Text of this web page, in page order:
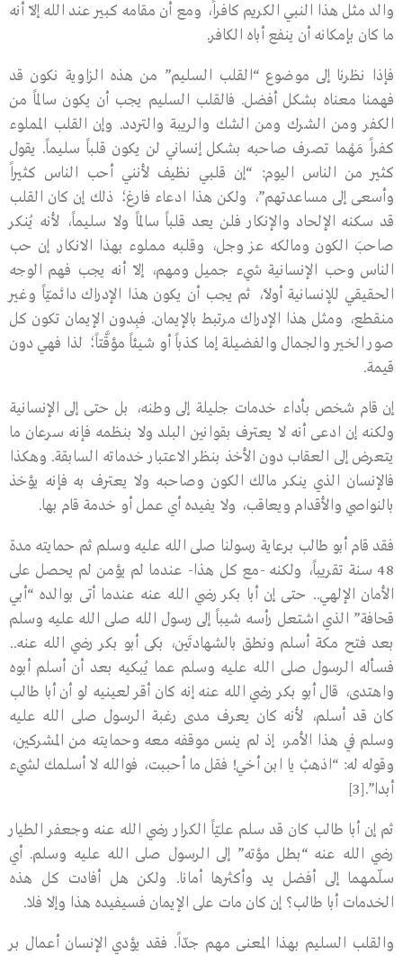
والد مثل هذا النبي الكريم كافراً، ومع أن مقامه كبير عند الله إلاّ أنه
ما كان بإمكانه أن ينفع أباه الكافر.
فإذا نظرنا إلى موضوع “القلب السليم” من هذه الزاوية نكون قد
فهمنا معناه بشكل أفضل. فالقلب السليم يجب أن يكون سالماً من
الكفر ومن الشرك ومن الشك والريبة والتردد. وإن القلب المملوء
كفراً مَهْما تصرف صاحبه بشكل إنساني لن يكون قلباً سليماً. يقول
كثير من الناس اليوم: “إن قلبي نظيف لأنني أحب الناس كثيراً
وأسعى إلى مساعدتهم”، ولكن هذا ادعاء فارغ؛ ذلك إن كان القلب
قد سكنه الإلحاد والإنكار فلن يعد قلباً سالماً ولا سليماً، لأنه يُنكر
صاحبَ الكون ومالكه عز وجل، وقلبه مملوء بهذا الانكار. إن حب
الناس وحب الإنسانية شيء جميل ومهم، إلاّ أنه يجب فهم الوجه
الحقيقي للإنسانية أولاً، ثم يجب أن يكون هذا الإدراك دائميّاً وغير
منقطع، ومثل هذا الإدراك مرتبط بالإيمان. فبِدون الإيمان تكون كل
صور الخير والجمال والفضيلة إما كذباً أو شيئاً مؤقَّتاً؛ لذا فهي دون
قيمة.
إن قام شخص بأداء خدمات جليلة إلى وطنه، بل حتى إلى الإنسانية
ولكنه إن ادعى أنه لا يعترف بقوانين البلد ولا بنظمه فإنه سرعان ما
يتعرض إلى العقاب دون الأخذ بنظر الاعتبار خدماته السابقة. وهكذا
فالإنسان الذي ينكر مالك الكون وصاحبه ولا يعترف به فإنه يؤخذ
بالنواصي والأقدام ويعاقب، ولا يفيده أي عمل أو خدمة قام بها.
فقد قام أبو طالب برعاية رسولنا صلى الله عليه وسلم ثم حمايته مدة
48 سنة تقريباً، ولكنه -مع كل هذا- عندما لم يؤمن لم يحصل على
الأمان الإلهي.. حتى إن أبا بكر رضي الله عنه عندما أتى بوالده “أبي
قحافة” الذي اشتعل رأسه شيباً إلى رسول الله صلى الله عليه وسلم
بعد فتح مكة أسلم ونطق بالشهادتَين، بكى أبو بكر رضي الله عنه..
فسأله الرسول صلى الله عليه وسلم عما يُبكيه بعد أن أسلم أبوه
واهتدى، قال أبو بكر رضي الله عنه إنه كان أقر لعينيه لو أن أبا طالب
كان قد أسلم، لأنه كان يعرف مدى رغبة الرسول صلى الله عليه
وسلم في هذا الأمر، إذ لم ينس موقفه معه وحمايته من المشركين،
وقوله له: “اذهبْ يا ابن أخي! فقل ما أحببت، فوالله لا أسلمك لشيء
أبدا”.[3]
ثم إن أبا طالب كان قد سلم عليّاً الكرار رضي الله عنه وجعفر الطيار
رضي الله عنه “بطل مؤته” إلى الرسول صلى الله عليه وسلم. أي
سلّمهما إلى أفضل يد وأكثرها أمانا. ولكن هل أفادت كل هذه
الخدمات أبا طالب؟ إن كان مات على الإيمان فسيفيده هذا وإلا فلا.
والقلب السليم بهذا المعنى مهم جدّاً. فقد يؤدي الإنسان أعمال بر